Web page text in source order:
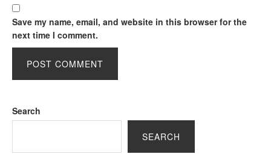
Save my name, email, and website in this browser for the
next time I comment.
Search
SEARCH